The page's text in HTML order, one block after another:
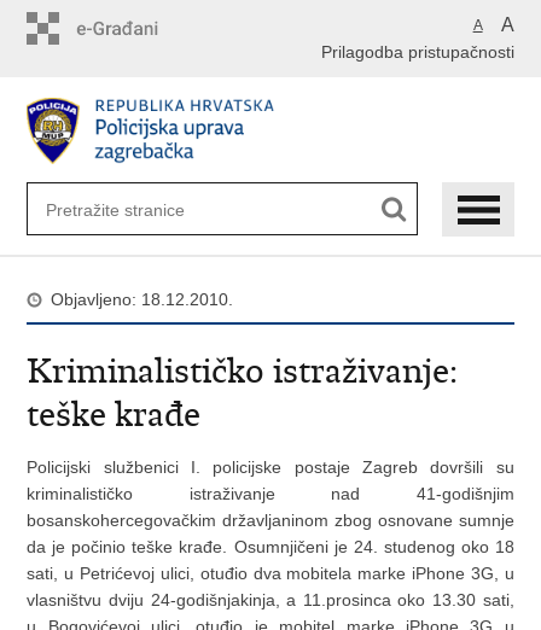
A A
Prilagodba pristupačnosti
Objavljeno: 18.12.2010.
Kriminalističko istraživanje:
teške krađe
Policijski službenici I. policijske postaje Zagreb dovršili su
kriminalističko istraživanje nad 41-godišnjim
bosanskohercegovačkim državljaninom zbog osnovane sumnje
da je počinio teške krađe. Osumnjičeni je 24. studenog oko 18
sati, u Petrićevoj ulici, otuđio dva mobitela marke iPhone 3G, u
vlasništvu dviju 24-godišnjakinja, a 11.prosinca oko 13.30 sati,